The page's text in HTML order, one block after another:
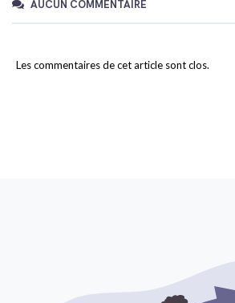
AUCUN COMMENTAIRE
Les commentaires de cet article sont clos.